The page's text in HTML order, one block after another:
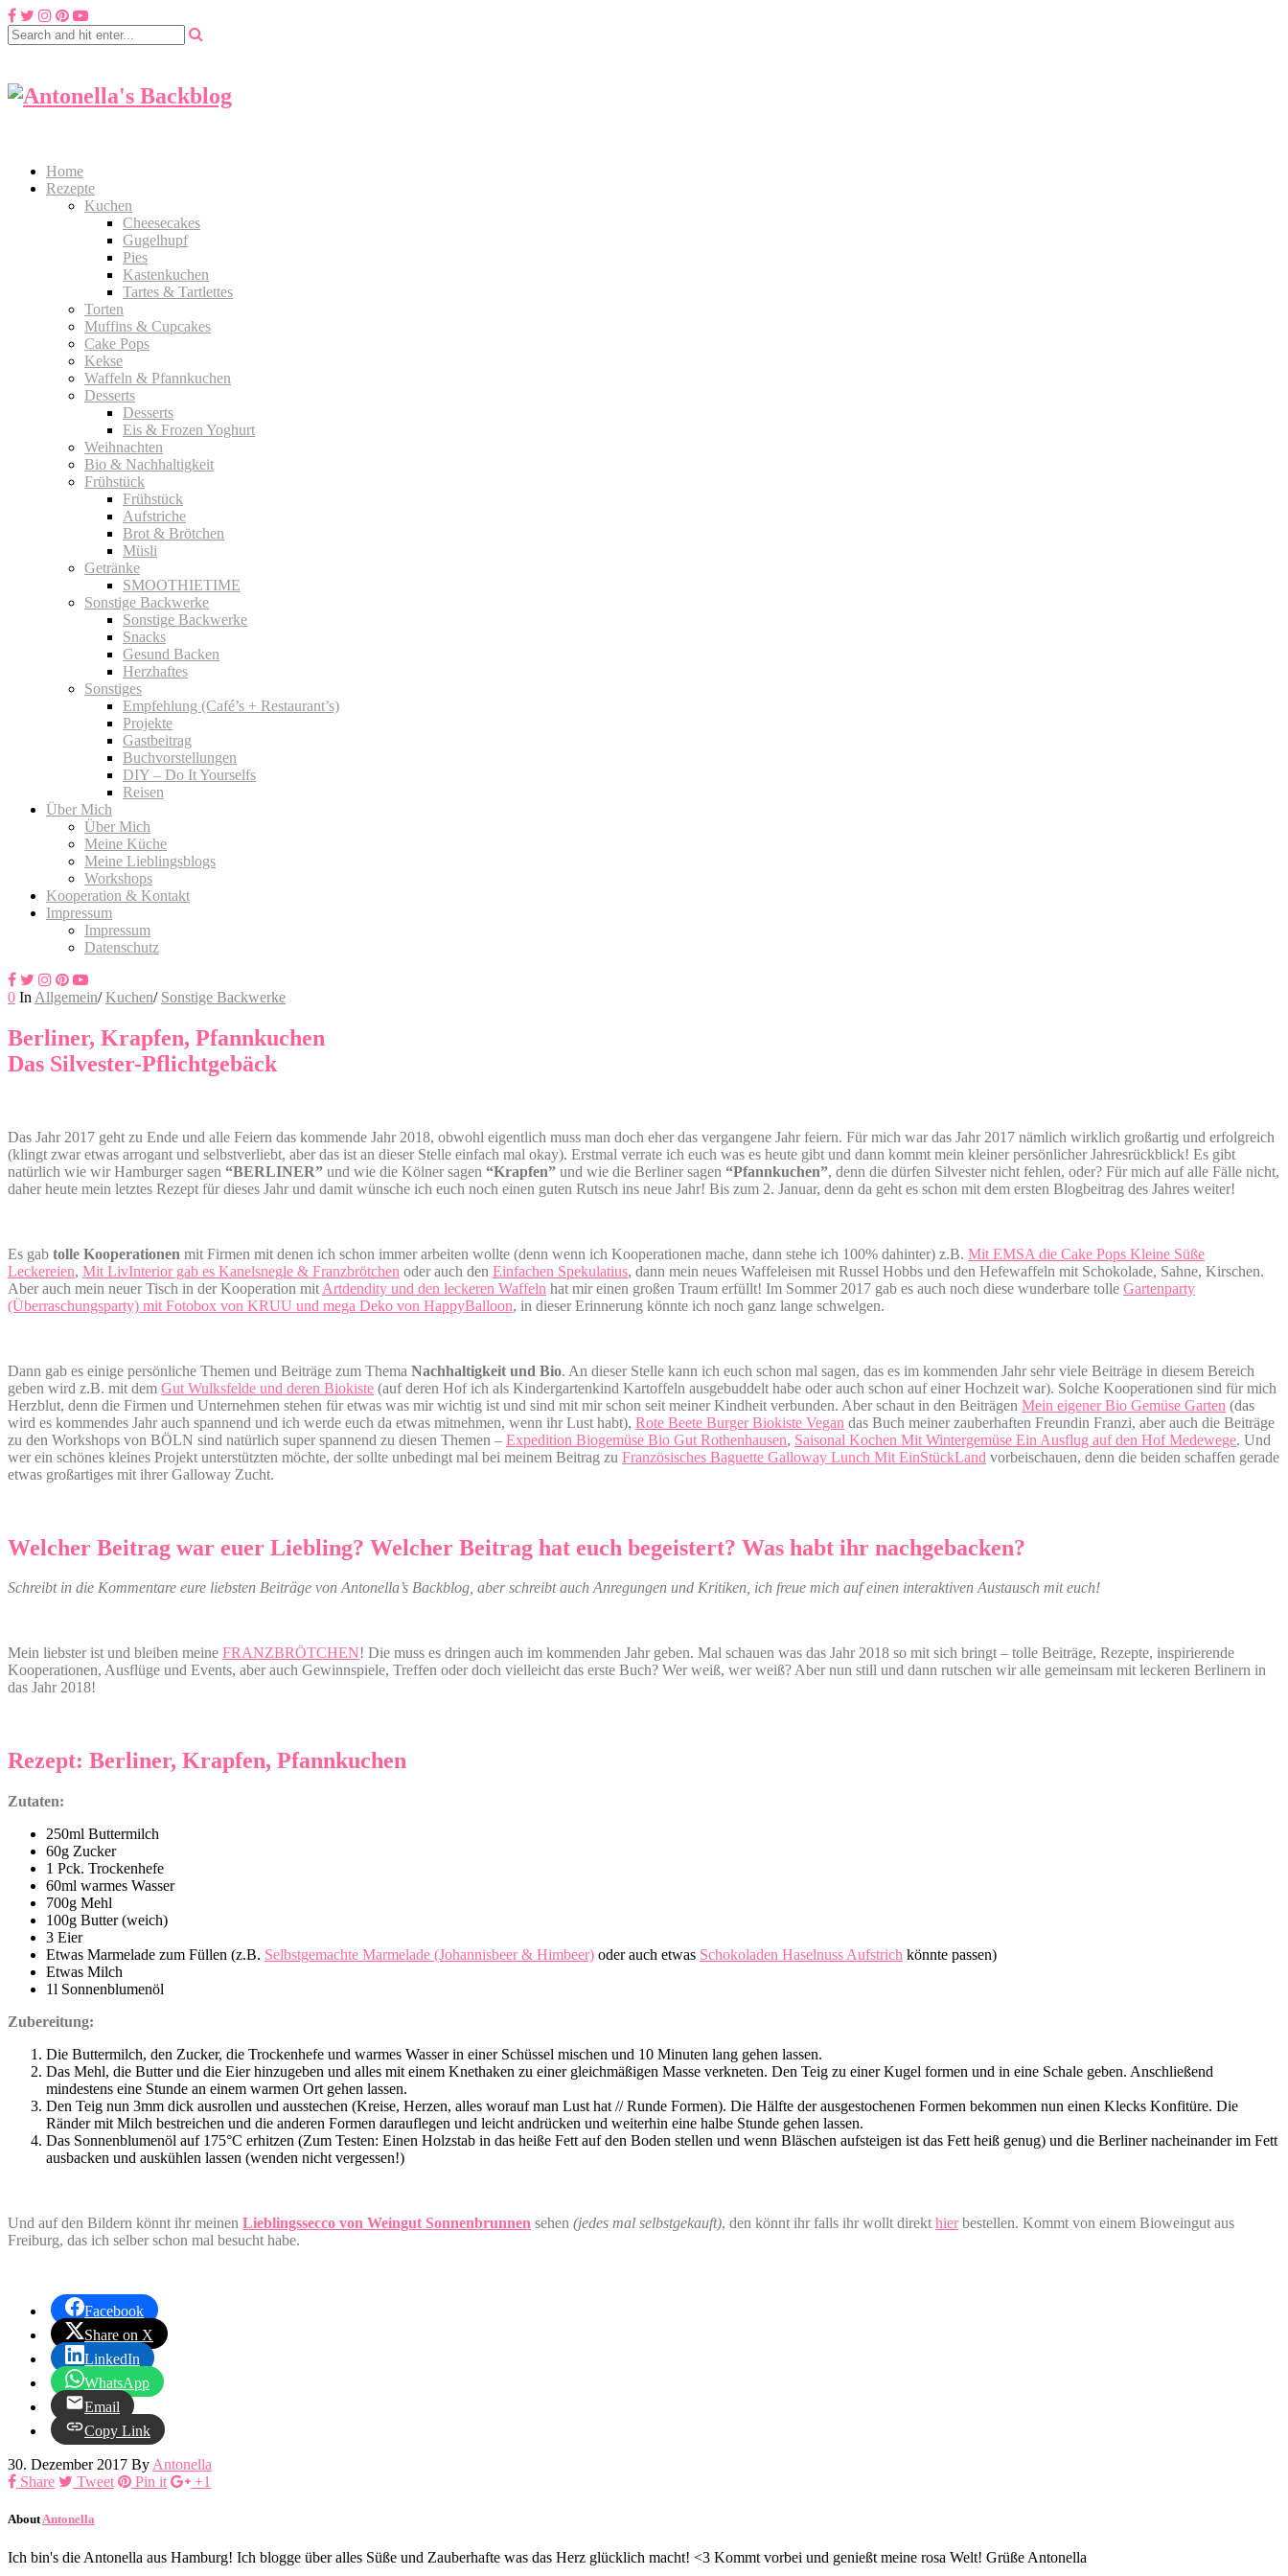
Home
Rezepte
Kuchen
Cheesecakes
Gugelhupf
Pies
Kastenkuchen
Tartes & Tartlettes
Torten
Muffins & Cupcakes
Cake Pops
Kekse
Waffeln & Pfannkuchen
Desserts
Desserts
Eis & Frozen Yoghurt
Weihnachten
Bio & Nachhaltigkeit
Frühstück
Frühstück
Aufstriche
Brot & Brötchen
Müsli
Getränke
SMOOTHIETIME
Sonstige Backwerke
Sonstige Backwerke
Snacks
Gesund Backen
Herzhaftes
Sonstiges
Empfehlung (Café’s + Restaurant’s)
Projekte
Gastbeitrag
Buchvorstellungen
DIY – Do It Yourselfs
Reisen
Über Mich
Über Mich
Meine Küche
Meine Lieblingsblogs
Workshops
Kooperation & Kontakt
Impressum
Impressum
Datenschutz
0 In Allgemein/ Kuchen/ Sonstige Backwerke
Berliner, Krapfen, Pfannkuchen
Das Silvester-Pflichtgebäck
Das Jahr 2017 geht zu Ende und alle Feiern das kommende Jahr 2018, obwohl eigentlich muss man doch eher das vergangene Jahr feiern. Für mich war das Jahr 2017 nämlich wirklich großartig und erfolgreich
(klingt zwar etwas arrogant und selbstverliebt, aber das ist an dieser Stelle einfach mal okay). Erstmal verrate ich euch was es heute gibt und dann kommt mein kleiner persönlicher Jahresrückblick! Es gibt
natürlich wie wir Hamburger sagen “BERLINER” und wie die Kölner sagen “Krapfen” und wie die Berliner sagen “Pfannkuchen”, denn die dürfen Silvester nicht fehlen, oder? Für mich auf alle Fälle nicht,
daher heute mein letztes Rezept für dieses Jahr und damit wünsche ich euch noch einen guten Rutsch ins neue Jahr! Bis zum 2. Januar, denn da geht es schon mit dem ersten Blogbeitrag des Jahres weiter!
Es gab tolle Kooperationen mit Firmen mit denen ich schon immer arbeiten wollte (denn wenn ich Kooperationen mache, dann stehe ich 100% dahinter) z.B. Mit EMSA die Cake Pops Kleine Süße
Leckereien, Mit LivInterior gab es Kanelsnegle & Franzbrötchen oder auch den Einfachen Spekulatius, dann mein neues Waffeleisen mit Russel Hobbs und den Hefewaffeln mit Schokolade, Sahne, Kirschen.
Aber auch mein neuer Tisch in der Kooperation mit Artdendity und den leckeren Waffeln hat mir einen großen Traum erfüllt! Im Sommer 2017 gab es auch noch diese wunderbare tolle Gartenparty
(Überraschungsparty) mit Fotobox von KRUU und mega Deko von HappyBalloon, in dieser Erinnerung könnte ich noch ganz lange schwelgen.
Dann gab es einige persönliche Themen und Beiträge zum Thema Nachhaltigkeit und Bio. An dieser Stelle kann ich euch schon mal sagen, das es im kommenden Jahr sehr viele Beiträge in diesem Bereich
geben wird z.B. mit dem Gut Wulksfelde und deren Biokiste (auf deren Hof ich als Kindergartenkind Kartoffeln ausgebuddelt habe oder auch schon auf einer Hochzeit war). Solche Kooperationen sind für mich
Herzblut, denn die Firmen und Unternehmen stehen für etwas was mir wichtig ist und sind mit mir schon seit meiner Kindheit verbunden. Aber schaut in den Beiträgen Mein eigener Bio Gemüse Garten (das
wird es kommendes Jahr auch spannend und ich werde euch da etwas mitnehmen, wenn ihr Lust habt), Rote Beete Burger Biokiste Vegan das Buch meiner zauberhaften Freundin Franzi, aber auch die Beiträge
zu den Workshops von BÖLN sind natürlich super spannend zu diesen Themen – Expedition Biogemüse Bio Gut Rothenhausen, Saisonal Kochen Mit Wintergemüse Ein Ausflug auf den Hof Medewege. Und
wer ein schönes kleines Projekt unterstützten möchte, der sollte unbedingt mal bei meinem Beitrag zu Französisches Baguette Galloway Lunch Mit EinStückLand vorbeischauen, denn die beiden schaffen gerade
etwas großartiges mit ihrer Galloway Zucht.
Welcher Beitrag war euer Liebling? Welcher Beitrag hat euch begeistert? Was habt ihr nachgebacken?
Schreibt in die Kommentare eure liebsten Beiträge von Antonella’s Backblog, aber schreibt auch Anregungen und Kritiken, ich freue mich auf einen interaktiven Austausch mit euch!
Mein liebster ist und bleiben meine FRANZBRÖTCHEN! Die muss es dringen auch im kommenden Jahr geben. Mal schauen was das Jahr 2018 so mit sich bringt – tolle Beiträge, Rezepte, inspirierende
Kooperationen, Ausflüge und Events, aber auch Gewinnspiele, Treffen oder doch vielleicht das erste Buch? Wer weiß, wer weiß? Aber nun still und dann rutschen wir alle gemeinsam mit leckeren Berlinern in
das Jahr 2018!
Rezept: Berliner, Krapfen, Pfannkuchen
Zutaten:
250ml Buttermilch
60g Zucker
1 Pck. Trockenhefe
60ml warmes Wasser
700g Mehl
100g Butter (weich)
3 Eier
Etwas Marmelade zum Füllen (z.B. Selbstgemachte Marmelade (Johannisbeer & Himbeer) oder auch etwas Schokoladen Haselnuss Aufstrich könnte passen)
Etwas Milch
1l Sonnenblumenöl
Zubereitung:
Die Buttermilch, den Zucker, die Trockenhefe und warmes Wasser in einer Schüssel mischen und 10 Minuten lang gehen lassen.
Das Mehl, die Butter und die Eier hinzugeben und alles mit einem Knethaken zu einer gleichmäßigen Masse verkneten. Den Teig zu einer Kugel formen und in eine Schale geben. Anschließend
mindestens eine Stunde an einem warmen Ort gehen lassen.
Den Teig nun 3mm dick ausrollen und ausstechen (Kreise, Herzen, alles worauf man Lust hat // Runde Formen). Die Hälfte der ausgestochenen Formen bekommen nun einen Klecks Konfitüre. Die
Ränder mit Milch bestreichen und die anderen Formen darauflegen und leicht andrücken und weiterhin eine halbe Stunde gehen lassen.
Das Sonnenblumenöl auf 175°C erhitzen (Zum Testen: Einen Holzstab in das heiße Fett auf den Boden stellen und wenn Bläschen aufsteigen ist das Fett heiß genug) und die Berliner nacheinander im Fett
ausbacken und auskühlen lassen (wenden nicht vergessen!)
Und auf den Bildern könnt ihr meinen Lieblingssecco von Weingut Sonnenbrunnen sehen (jedes mal selbstgekauft), den könnt ihr falls ihr wollt direkt hierbestellen. Kommt von einem Bioweingut aus
Freiburg, das ich selber schon mal besucht habe.
Facebook
Share on X
LinkedIn
WhatsApp
Email
Copy Link
30. Dezember 2017 By Antonella
Share
Tweet Pin it +1
AboutAntonella
Ich bin's die Antonella aus Hamburg! Ich blogge über alles Süße und Zauberhafte was das Herz glücklich macht! <3 Kommt vorbei und genießt meine rosa Welt! Grüße Antonella